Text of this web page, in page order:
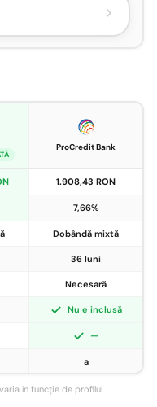
ProCredit Bank
1.908,43 RON
7,66%
Dobândă mixtă
36 luni
Necesară
Nu e inclusă
—
a
în funcție de profilul